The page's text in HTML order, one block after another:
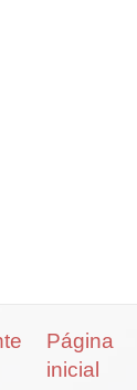
Página
inicial